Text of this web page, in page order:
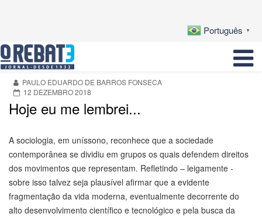
Português ▼
PAULO EDUARDO DE BARROS FONSECA
12 DEZEMBRO 2018
Hoje eu me lembrei...
A sociologia, em uníssono, reconhece que a sociedade
contemporânea se dividiu em grupos os quais defendem direitos
dos movimentos que representam. Refletindo – leigamente -
sobre isso talvez seja plausível afirmar que a evidente
fragmentação da vida moderna, eventualmente decorrente do
alto desenvolvimento científico e tecnológico e pela busca da